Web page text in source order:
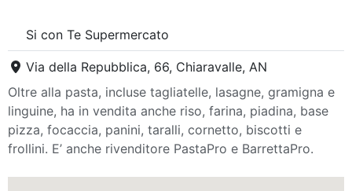
Si con Te Supermercato
Via della Repubblica, 66, Chiaravalle, AN
Oltre alla pasta, incluse tagliatelle, lasagne, gramigna e
linguine, ha in vendita anche riso, farina, piadina, base
pizza, focaccia, panini, taralli, cornetto, biscotti e
frollini. E’ anche rivenditore PastaPro e BarrettaPro.